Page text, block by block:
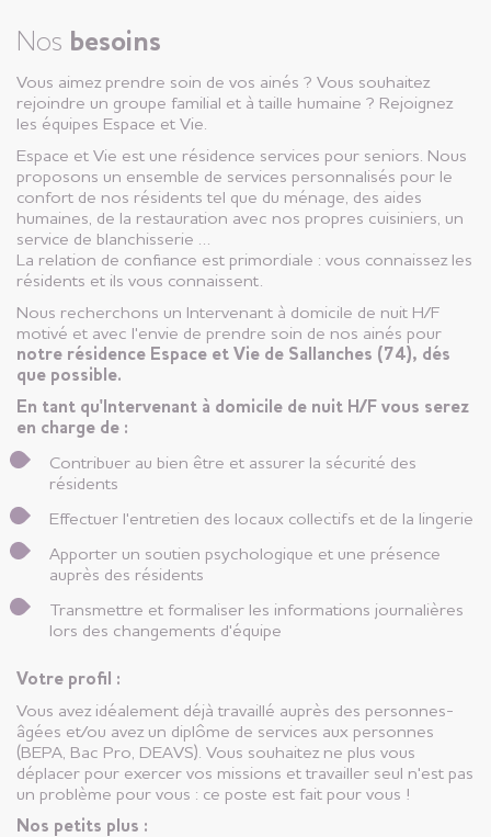
Nos besoins
Vous aimez prendre soin de vos ainés ? Vous souhaitez
rejoindre un groupe familial et à taille humaine ? Rejoignez
les équipes Espace et Vie.
Espace et Vie est une résidence services pour seniors. Nous
proposons un ensemble de services personnalisés pour le
confort de nos résidents tel que du ménage, des aides
humaines, de la restauration avec nos propres cuisiniers, un
service de blanchisserie …
La relation de confiance est primordiale : vous connaissez les
résidents et ils vous connaissent.
Nous recherchons un Intervenant à domicile de nuit H/F
motivé et avec l'envie de prendre soin de nos ainés pour
notre résidence Espace et Vie de Sallanches (74), dés
que possible.
En tant qu'Intervenant à domicile de nuit H/F vous serez
en charge de :
Contribuer au bien être et assurer la sécurité des
résidents
Effectuer l'entretien des locaux collectifs et de la lingerie
Apporter un soutien psychologique et une présence
auprès des résidents
Transmettre et formaliser les informations journalières
lors des changements d'équipe
Votre profil :
Vous avez idéalement déjà travaillé auprès des personnes-
âgées et/ou avez un diplôme de services aux personnes
(BEPA, Bac Pro, DEAVS). Vous souhaitez ne plus vous
déplacer pour exercer vos missions et travailler seul n'est pas
un problème pour vous : ce poste est fait pour vous !
Nos petits plus :